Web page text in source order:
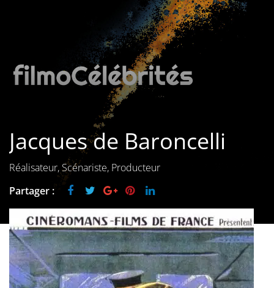
Les films par
Séries
interdits
Les Dossiers
Les disparus
Les acteurs
Les actrices
Les réalisateurs
Jacques de Baroncelli
Réalisateur, Scénariste, Producteur
Partager :